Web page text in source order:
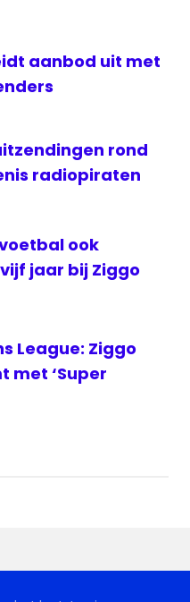
aanbod uit met
rond
radiopiraten
ook
jaar bij Ziggo
League: Ziggo
met ‘Super